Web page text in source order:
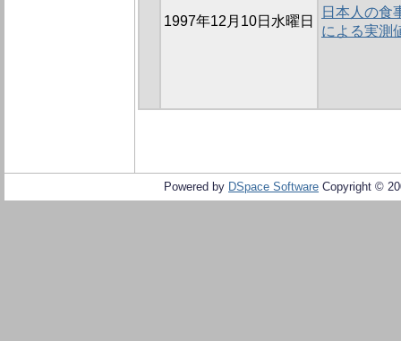
1997年12月10日水曜日
日本人の食
による実測
Powered by DSpace Software Copyright ©